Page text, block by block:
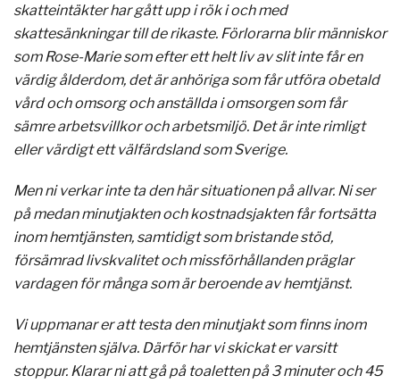
skatteintäkter har gått upp i rök i och med
skattesänkningar till de rikaste. Förlorarna blir människor
som Rose-Marie som efter ett helt liv av slit inte får en
värdig ålderdom, det är anhöriga som får utföra obetald
vård och omsorg och anställda i omsorgen som får
sämre arbetsvillkor och arbetsmiljö. Det är inte rimligt
eller värdigt ett välfärdsland som Sverige.
Men ni verkar inte ta den här situationen på allvar. Ni ser
på medan minutjakten och kostnadsjakten får fortsätta
inom hemtjänsten, samtidigt som bristande stöd,
försämrad livskvalitet och missförhållanden präglar
vardagen för många som är beroende av hemtjänst.
Vi uppmanar er att testa den minutjakt som finns inom
hemtjänsten själva. Därför har vi skickat er varsitt
stoppur. Klarar ni att gå på toaletten på 3 minuter och 45